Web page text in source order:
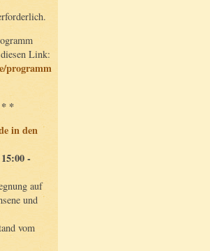
Link:
programm
* *
in den
-
auf
und
vom